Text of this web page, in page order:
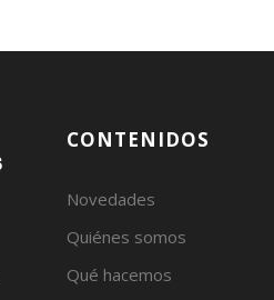
CONTENIDOS
Novedades
Quiénes somos
Qué hacemos